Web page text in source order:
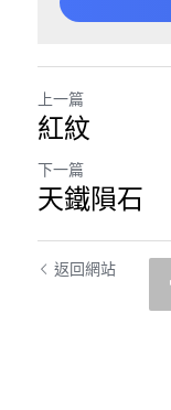
上一篇
紅紋
下一篇
天鐵隕石
返回網站